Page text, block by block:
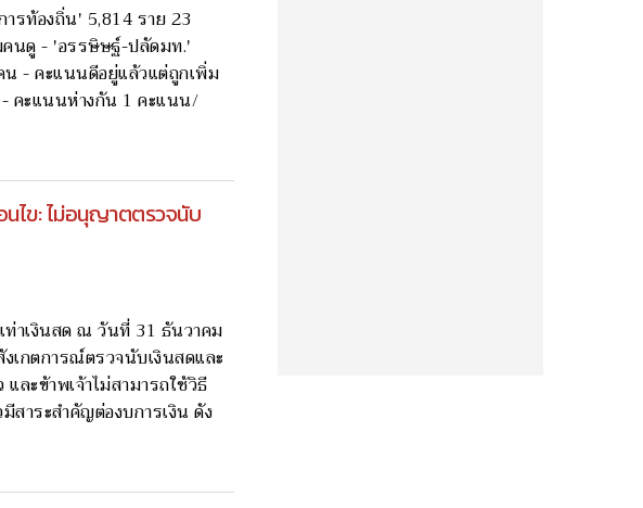
รท้องถิ่น' 5,814 ราย 23
นดู - 'อรรษิษฐ์-ปลัดมท.'
- คะแนนดีอยู่แล้วแต่ถูกเพิ่ม
คะแนนห่างกัน 1 คะแนน/
นไข: ไม่อนุญาตตรวจนับ
ท่าเงินสด ณ วันที่ 31 ธันวาคม
งเกตการณ์ตรวจนับเงินสดและ
ละข้าพเจ้าไม่สามารถใช้วิธี
สาระสำคัญต่องบการเงิน ดัง